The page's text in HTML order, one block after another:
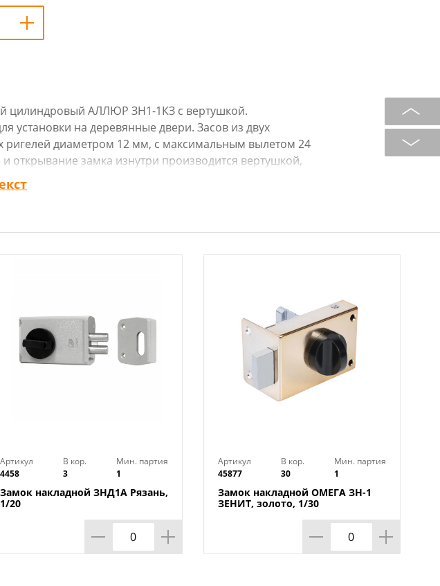
цилиндровый АЛЛЮР ЗН1-1КЗ с вертушкой.
установки на деревянные двери. Засов из двух
ригелей диаметром 12 мм, с максимальным вылетом 24
открывание замка изнутри производится вертушкой,
Совпадает по посадочным отверстиям с замком ЗН1-1Д
5
антик
1КЗ
Россия
Артикул
4458
В кор.
3
Мин. партия
1
Замок накладной ЗНД1А Рязань,
1/20
Артикул
45877
В кор.
30
Мин. партия
1
Замок накладной ОМЕГА ЗН-1
ЗЕНИТ, золото, 1/30